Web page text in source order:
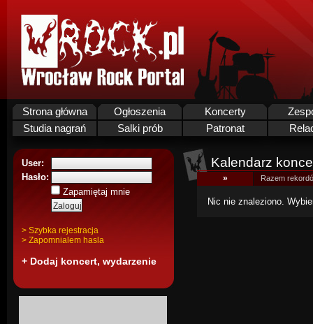
Strona główna Ogłoszenia Koncerty
Studia nagrań
Salki prób Patronat
User:
Hasło:
Zapamiętaj mnie
> Szybka rejestracja
> Zapomnialem hasla
+ Dodaj koncert, wydarzenie
Kalendarz
» Razem
Nic nie znaleziono.